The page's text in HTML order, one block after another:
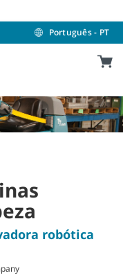
Português - PT
robótica